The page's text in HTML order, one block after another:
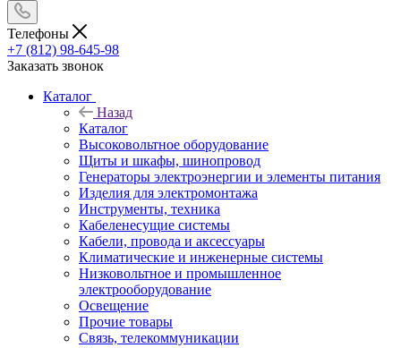
Телефоны
+7 (812) 98-645-98
Заказать звонок
Каталог
Назад
Каталог
Высоковольтное оборудование
Щиты и шкафы, шинопровод
Генераторы электроэнергии и элементы питания
Изделия для электромонтажа
Инструменты, техника
Кабеленесущие системы
Кабели, провода и аксессуары
Климатические и инженерные системы
Низковольтное и промышленное
электрооборудование
Освещение
Прочие товары
Связь, телекоммуникации